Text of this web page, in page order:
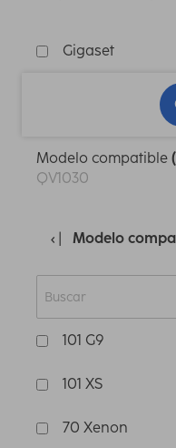
Gigaset
Modelo compatible
QV1030
Modelo
101 G9
101 XS
70 Xenon